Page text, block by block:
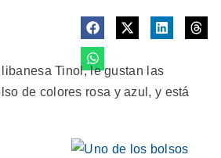
Tinol, le gustan las
de colores rosa y azul, y está